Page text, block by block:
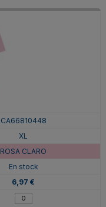
CA66810448
XL
ROSA CLARO
En stock
6,97 €